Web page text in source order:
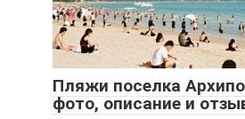
Пляжи поселка
фото, описание и